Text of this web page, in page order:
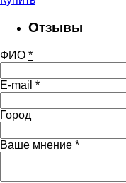
Отзывы
ФИО *
E-mail *
Город
Ваше мнение *